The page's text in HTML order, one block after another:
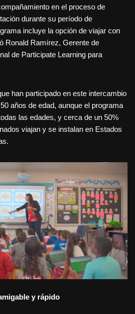
en el proceso de
durante su período de
incluye la opción de viajar con
Ronald Ramírez, Gerente de
de Participate Learning para
han participado en este intercambio
años de edad, aunque el programa
las edades, y cerca de un 50%
viajan y se instalan en Estados
y rápido